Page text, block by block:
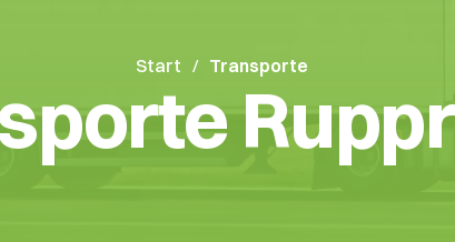
Start Transporte